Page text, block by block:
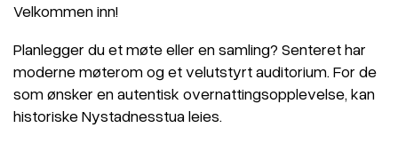
Velkommen inn!
Planlegger du et møte eller en samling? Senteret har
moderne møterom og et velutstyrt auditorium. For de
som ønsker en autentisk overnattingsopplevelse, kan
historiske Nystadnesstua leies.